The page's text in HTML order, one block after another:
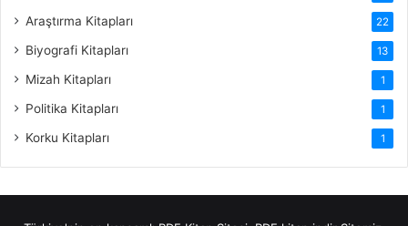
Araştırma Kitapları 22
Biyografi Kitapları 13
Mizah Kitapları 1
Politika Kitapları 1
Korku Kitapları 1